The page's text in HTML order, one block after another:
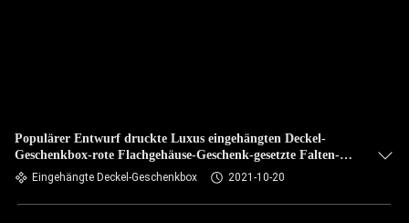
Populärer Entwurf druckte Luxus eingehängten Deckel-
Geschenkbox-rote Flachgehäuse-Geschenk-gesetzte Falten-
Papierkasten
Eingehängte Deckel-Geschenkbox 2021-10-20